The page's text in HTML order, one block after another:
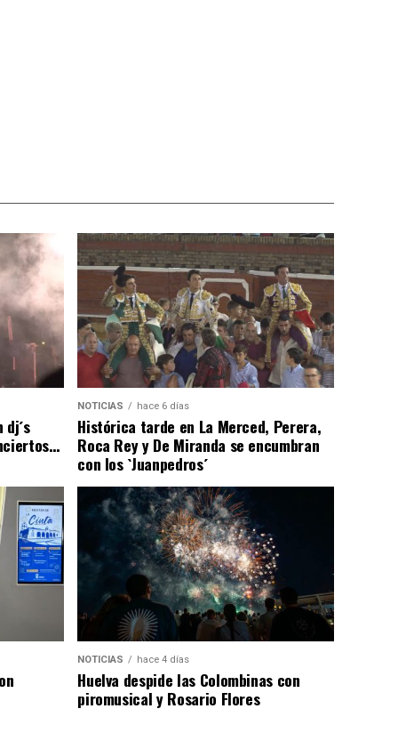
NOTICIAS hace 6 días
Histórica tarde en La Merced, Perera,
Roca Rey y De Miranda se encumbran
con los `Juanpedros´
NOTICIAS hace 4 días
Huelva despide las Colombinas con
piromusical y Rosario Flores